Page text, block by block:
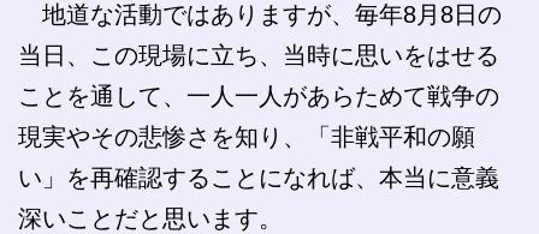
地道な活動ではありますが、毎年8月8日の
当日、この現場に立ち、当時に思いをはせる
ことを通して、一人一人があらためて戦争の
現実やその悲惨さを知り、「非戦平和の願
い」を再確認することになれば、本当に意義
深いことだと思います。